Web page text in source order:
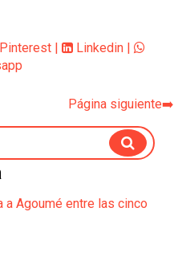
Pinterest Linkedin
Página siguiente➡️
a Agoumé entre las cinco